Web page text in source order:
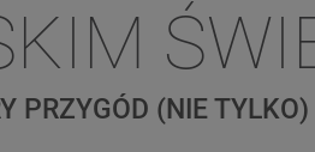
PRZYGÓD (NIE TYLKO)